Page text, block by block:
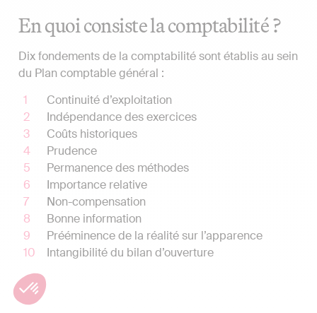
En quoi consiste la comptabilité ?
Dix fondements de la comptabilité sont établis au sein
du Plan comptable général :
Continuité d’exploitation
Indépendance des exercices
Coûts historiques
Prudence
Permanence des méthodes
Importance relative
Non-compensation
Bonne information
Prééminence de la réalité sur l’apparence
Intangibilité du bilan d’ouverture